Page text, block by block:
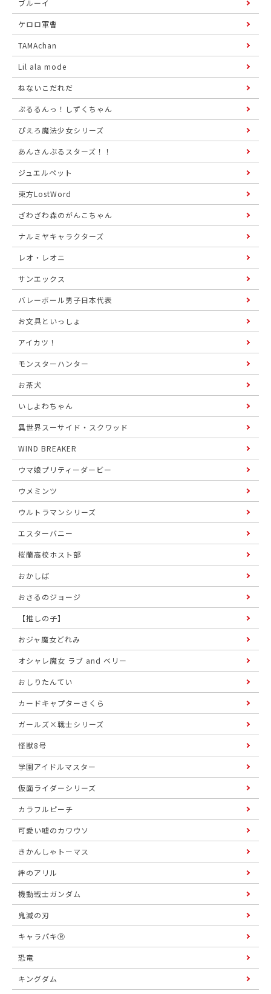
ブルーイ
ケロロ軍曹
TAMAchan
Lil ala mode
ねないこだれだ
ぷるるんっ！しずくちゃん
ぴえろ魔法少女シリーズ
あんさんぶるスターズ！！
ジュエルペット
東方LostWord
ざわざわ森のがんこちゃん
ナルミヤキャラクターズ
レオ・レオニ
サンエックス
バレーボール男子日本代表
お文具といっしょ
アイカツ！
モンスターハンター
お茶犬
いしよわちゃん
異世界スーサイド・スクワッド
WIND BREAKER
ウマ娘プリティーダービー
ウメミンツ
ウルトラマンシリーズ
エスターバニー
桜蘭高校ホスト部
おかしば
おさるのジョージ
【推しの子】
おジャ魔女どれみ
オシャレ魔女 ラブ and ベリー
おしりたんてい
カードキャプターさくら
ガールズ×戦士シリーズ
怪獣8号
学園アイドルマスター
仮面ライダーシリーズ
カラフルピーチ
可愛い嘘のカワウソ
きかんしゃトーマス
絆のアリル
機動戦士ガンダム
鬼滅の刃
キャラパキⓇ
恐竜
キングダム